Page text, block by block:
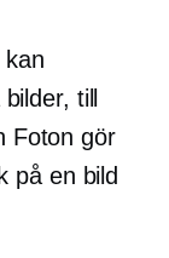
till
Foton gör
på en bild